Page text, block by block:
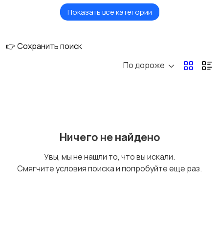
Кондиционеры,
Сантехника и
Котлы, радиаторы,
климатического
оборудования
Показать все категории
👉 Сохранить поиск
По дороже
Ничего не найдено
Увы, мы не нашли то, что вы искали.
Смягчите условия поиска и попробуйте еще раз.